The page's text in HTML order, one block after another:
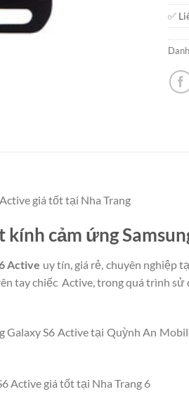
✅
giá tốt tại Nha Trang
cảm ứng
Active uy tín, giá rẻ, chuyên nghiệp
tay chiếc Active, trong quá trình
S6 Active tại Quỳnh An